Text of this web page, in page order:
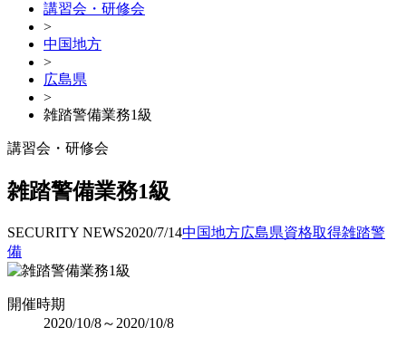
講習会・研修会
>
中国地方
>
広島県
>
雑踏警備業務1級
講習会・研修会
雑踏警備業務1級
SECURITY NEWS2020/7/14中国地方広島県資格取得雑踏警
備
開催時期
2020/10/8～2020/10/8